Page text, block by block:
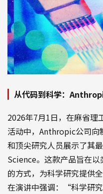
从代码到科学：
2026年7月1日，在麻省理
活动中，Anthropic公司向
和顶尖研究人员展示了
Science。这款产品旨在
的方式，为科学研究提供
在演讲中强调：“科学研